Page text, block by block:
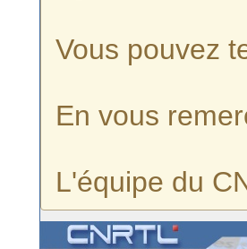
Vous pouvez
En vous
L'équipe du